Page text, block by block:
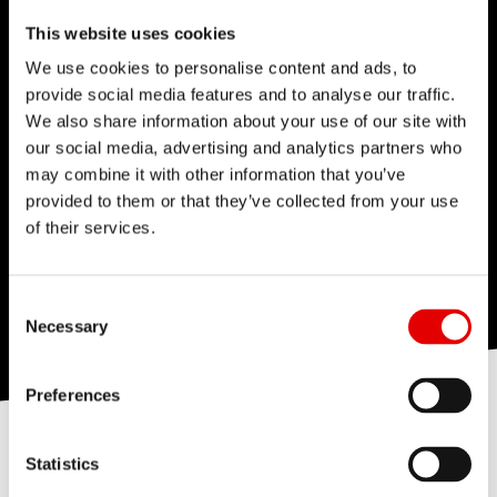
This website uses cookies
We use cookies to personalise content and ads, to
provide social media features and to analyse our traffic.
We also share information about your use of our site with
our social media, advertising and analytics partners who
may combine it with other information that you’ve
provided to them or that they’ve collected from your use
of their services.
Necessary
Preferences
Statistics